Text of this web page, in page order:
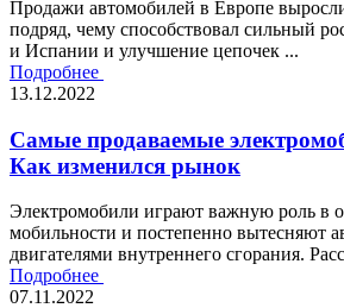
Продажи автомобилей в Европе
подряд, чему способствовал сильный
и Испании и улучшение цепочек ...
Подробнее
13.12.2022
Самые продаваемые
Как изменился рынок
Электромобили играют важную роль в
мобильности и постепенно вытесняют
двигателями внутреннего сгорания.
Подробнее
07.11.2022